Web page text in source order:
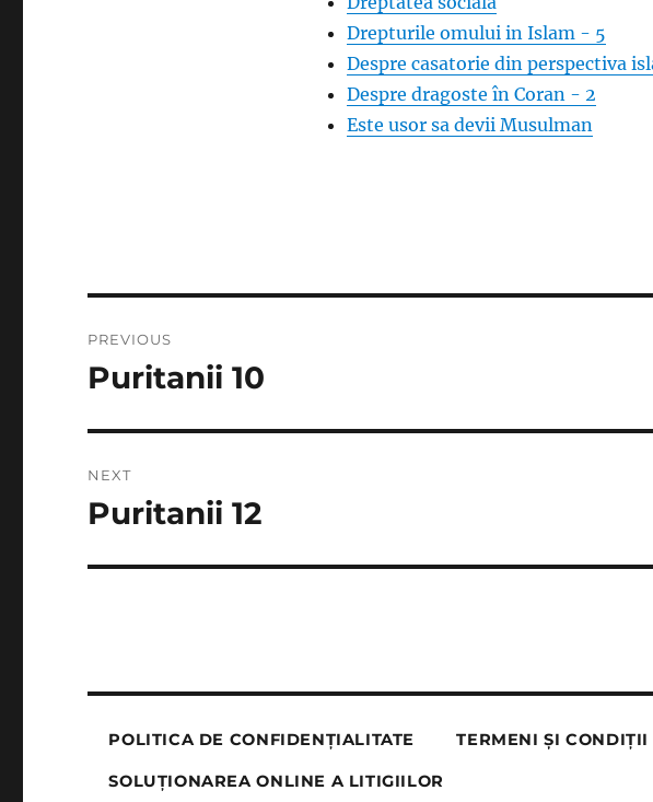
Drepturile omului in Islam - 5
Despre casatorie din perspectiva
Despre dragoste în Coran - 2
Este usor sa devii Musulman
navigation
PREVIOUS
Previous
Puritanii 10
NEXT
Next
Puritanii 12
POLITICA DE CONFIDENȚIALITATE TERMENI ȘI CONDIȚII
SOLUȚIONAREA ONLINE A LITIGIILOR